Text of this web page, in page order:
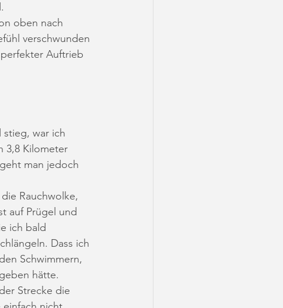
oben nach
verschwunden
Auftrieb
stieg, war ich
3,8 Kilometer
man jedoch
Rauchwolke,
auf Prügel und
ich bald
Dass ich
Schwimmern,
hätte.
Strecke die